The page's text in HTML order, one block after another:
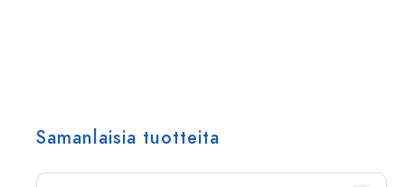
Samanlaisia tuotteita